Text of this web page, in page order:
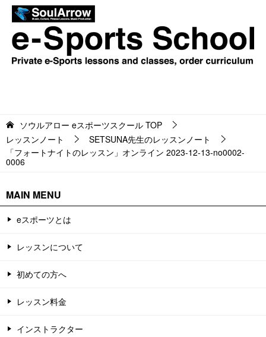
ソウルアロー eスポーツスクール TOP
レッスンノート
SETSUNA先生のレッスンノート
「フォートナイトのレッスン」オンライン 2023-12-13-no0002-
0006
MAIN MENU
eスポーツとは
レッスンについて
初めての方へ
レッスン料金
インストラクター